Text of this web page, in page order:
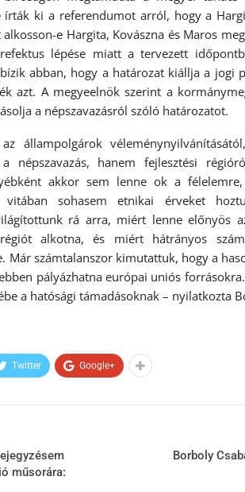
ki a referendumot arról, hogy a
e Hargita, Kovászna és Maros
lépése miatt a tervezett
abban, hogy a határozat kiállja a jogi
azt. A megyeelnök szerint a
a népszavazásról szóló határozatot.
állampolgárok
népszavazás, hanem fejlesztési
akkor sem lenne ok a
sohasem etnikai érveket
rá arra, miért lenne előnyös
alkotna, és miért hátrányos
Már számtalanszor kimutattuk, hogy a
pályázhatna európai uniós
a hatósági támadásoknak – nyilatkozta
Twitter Google+
műsorára:
Borboly